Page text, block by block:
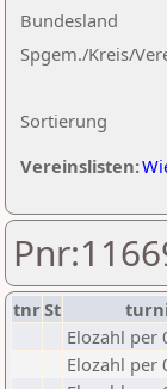
Sortierung
Bundesland
Spgem./Kreis/
Vereinslisten:
tnrSt
Elozahl per
Elozahl per